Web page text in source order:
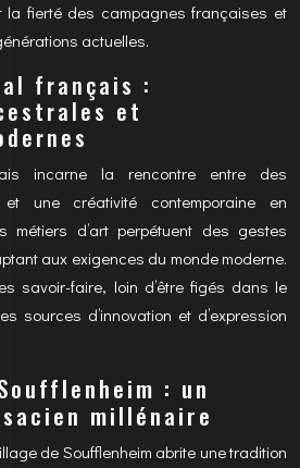
la fierté des campagnes françaises et
actuelles.
français :
et
incarne la rencontre entre des
une créativité contemporaine en
métiers d’art perpétuent des gestes
aux exigences du monde moderne.
savoir-faire, loin d’être figés dans le
sources d’innovation et d’expression
: un
millénaire
de Soufflenheim abrite une tradition